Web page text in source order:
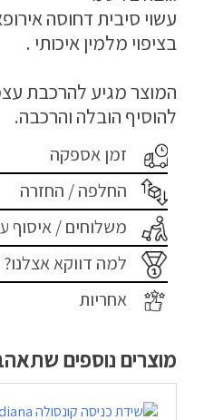
קטלוג
אודות
טיפים
עבודות
צור קשר
הצהרת
מדיניות
התחבר /
עשוי סיבית דחוסה אירופאית
בציפוי מלמין איכותי .
המוצר מגיע להרכבת
להוסיף הובלה והרכבה.
זמן אספקה
החלפה / החזרה
משלוחים / איסוף
למה דווקא אצלנו?
אחריות
מוצרים נוספים